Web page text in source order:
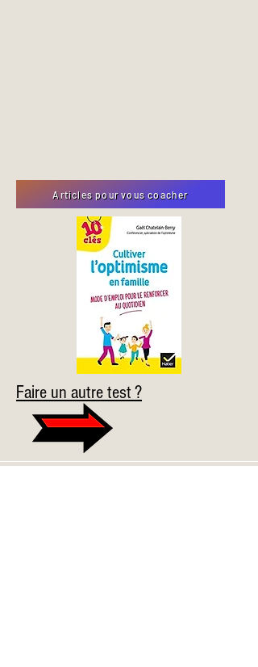
Articles pour vous coacher
Faire un autre test ?